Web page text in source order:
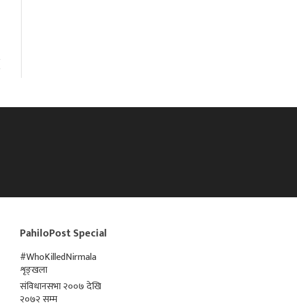
PahiloPost Special
#WhoKilledNirmala
शृङ्खला
संविधानसभा २००७ देखि
२०७२ सम्म